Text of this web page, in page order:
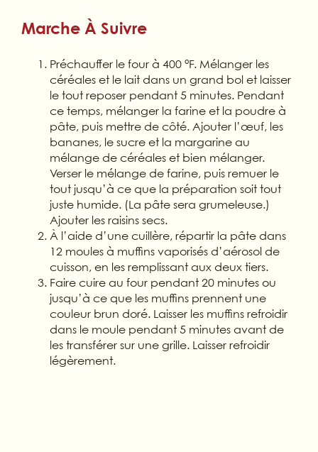
Marche À Suivre
Préchauffer le four à 400 °F. Mélanger les
céréales et le lait dans un grand bol et laisser
le tout reposer pendant 5 minutes. Pendant
ce temps, mélanger la farine et la poudre à
pâte, puis mettre de côté. Ajouter l’œuf, les
bananes, le sucre et la margarine au
mélange de céréales et bien mélanger.
Verser le mélange de farine, puis remuer le
tout jusqu’à ce que la préparation soit tout
juste humide. (La pâte sera grumeleuse.)
Ajouter les raisins secs.
À l’aide d’une cuillère, répartir la pâte dans
12 moules à muffins vaporisés d’aérosol de
cuisson, en les remplissant aux deux tiers.
Faire cuire au four pendant 20 minutes ou
jusqu’à ce que les muffins prennent une
couleur brun doré. Laisser les muffins refroidir
dans le moule pendant 5 minutes avant de
les transférer sur une grille. Laisser refroidir
légèrement.